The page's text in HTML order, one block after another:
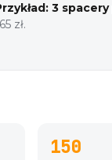
3
zł.
150